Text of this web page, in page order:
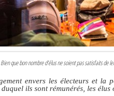
Bien que bon nombre d’élus ne soient pas satisfaits
envers les électeurs et la
ils sont rémunérés, les